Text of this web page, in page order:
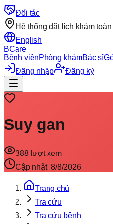
Đối tác
Hệ thống đặt lịch khám
English
BCare
Bệnh việnPhòng khámBác sĩ
Đăng nhập
Đăng ký
Suy gan
388 lượt xem
Cập nhật: 8/8/2026
Trang chủ
Tra cứu
Tra cứu bệnh